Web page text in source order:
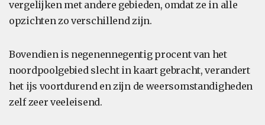
vergelijken met andere gebieden, omdat ze in alle
opzichten zo verschillend zijn.
Bovendien is negenennegentig procent van het
noordpoolgebied slecht in kaart gebracht, verandert
het ijs voortdurend en zijn de weersomstandigheden
zelf zeer veeleisend.